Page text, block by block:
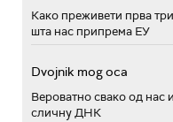
Како преживети прва
шта нас припрема ЕУ
Dvojnik mog oca
Вероватно свако од нас
сличну ДНК